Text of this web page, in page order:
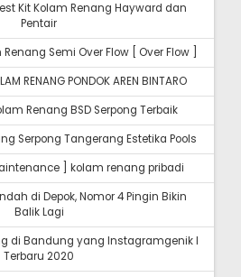
Kit Kolam Renang Hayward dan
Pentair
Semi Over Flow [ Over Flow ]
RENANG PONDOK AREN BINTARO
Renang BSD Serpong Terbaik
Serpong Tangerang Estetika Pools
] kolam renang pribadi
di Depok, Nomor 4 Pingin Bikin
Balik Lagi
di Bandung yang Instagramgenik I
Terbaru 2020